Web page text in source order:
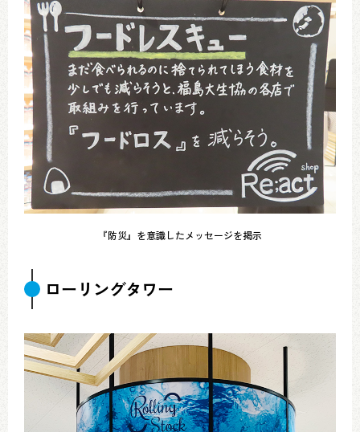
『防災』を意識したメッセージを掲示
ローリングタワー